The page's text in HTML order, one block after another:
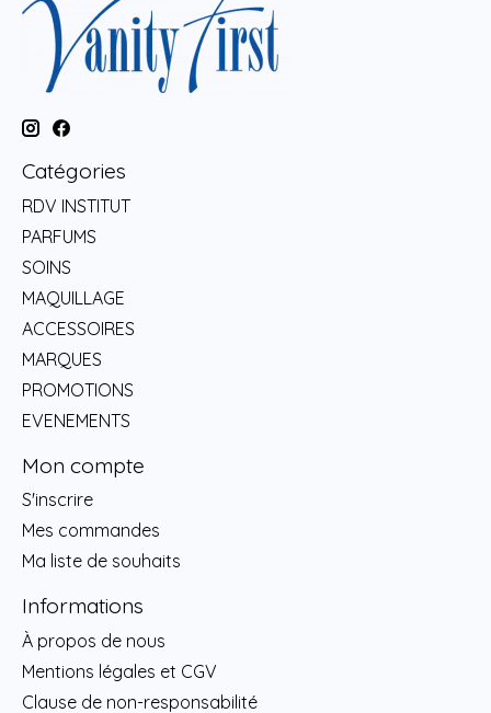
Catégories
RDV INSTITUT
PARFUMS
SOINS
MAQUILLAGE
ACCESSOIRES
MARQUES
PROMOTIONS
EVENEMENTS
Mon compte
S'inscrire
Mes commandes
Ma liste de souhaits
Informations
À propos de nous
Mentions légales et CGV
Clause de non-responsabilité